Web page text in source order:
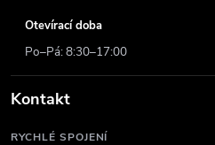
Otevírací doba
Po–Pá: 8:30–17:00
Kontakt
RYCHLÉ SPOJENÍ